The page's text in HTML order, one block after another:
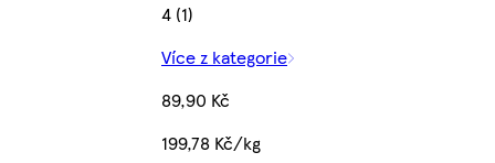
4 (1)
Více z kategorie
89,90 Kč
199,78 Kč/kg